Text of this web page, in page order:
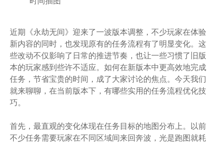
近期《永劫无间》迎来了一波版本调整，不少玩家在体验
新内容的同时，也发现原有的任务流程有了明显变化。这
些改动不仅影响了日常的推进节奏，也让一些习惯了旧版
本的玩家感到些许不适应。如何在新版本中更高效地完成
任务，节省宝贵的时间，成了大家讨论的焦点。今天我们
就来聊聊，在当前版本下，有哪些实用的任务流程优化技
巧。
首先，最直观的变化体现在任务目标的地图分布上。以前
不少任务需要玩家在不同区域间来回奔波，光是跑图就耗